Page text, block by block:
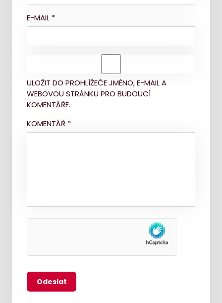
E-MAIL *
ULOŽIT DO PROHLÍŽEČE JMÉNO, E-MAIL A
WEBOVOU STRÁNKU PRO BUDOUCÍ
KOMENTÁŘE.
KOMENTÁŘ *